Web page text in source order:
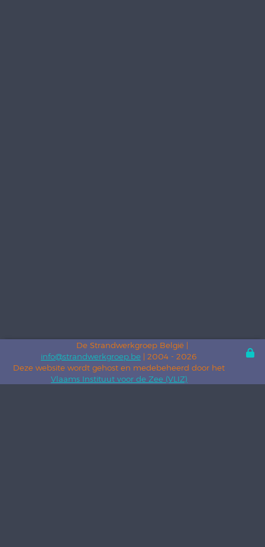
De Strandwerkgroep België |
info@strandwerkgroep.be | 2004 - 2026
Deze website wordt gehost en medebeheerd door het
Vlaams Instituut voor de Zee (VLIZ)